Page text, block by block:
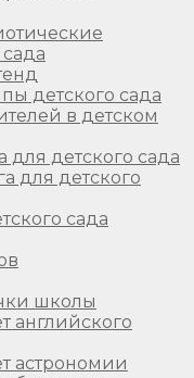
детского сада
в детском
для детского сада
для детского
сада
школы
английского
астрономии